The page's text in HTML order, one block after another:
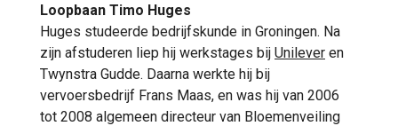
Loopbaan Timo Huges
Huges studeerde bedrijfskunde in Groningen. Na
zijn afstuderen liep hij werkstages bij Unilever en
Twynstra Gudde. Daarna werkte hij bij
vervoersbedrijf Frans Maas, en was hij van 2006
tot 2008 algemeen directeur van Bloemenveiling